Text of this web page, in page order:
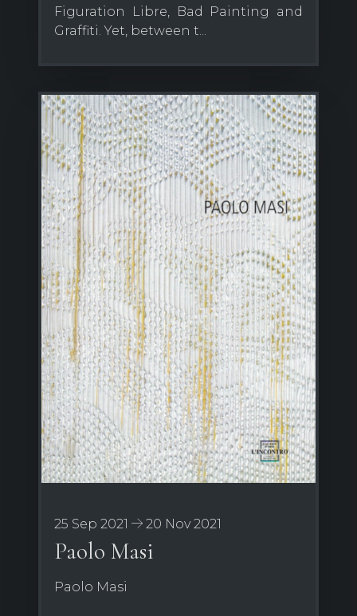
Figuration Libre, Bad Painting and
Graffiti. Yet, between t...
25 Sep 2021 20 Nov 2021
Paolo Masi
Paolo Masi